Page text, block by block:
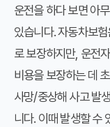
운전을 하다 보면 아
있습니다. 자동차보
로 보장하지만, 운전
비용을 보장하는 데
사망/중상해 사고 발
니다. 이때 발생할 수